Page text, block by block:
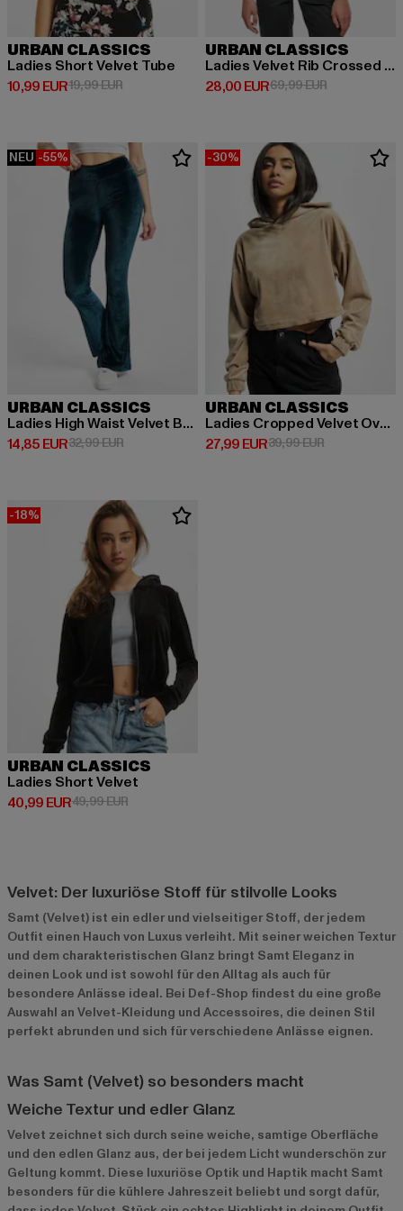
URBAN CLASSICS
Ladies Short Velvet Tube
10,99 EUR
Derzeitiger Preis: 10,99 EUR
19,99 EURAktionspreis: 19,99 EUR
URBAN CLASSICS
Ladies Velvet Rib Crossed Off Shoulder
28,00 EUR
Derzeitiger Preis: 28,00 EUR
69,99 EURAktionspreis:
NEU -55%
URBAN CLASSICS
Ladies High Waist Velvet Boot Cut
14,85 EUR
Derzeitiger Preis: 14,85 EUR
32,99 EURAktionspreis: 32,99 EUR
-30%
URBAN CLASSICS
Ladies Cropped Velvet Oversized
27,99 EUR
Derzeitiger Preis: 27,99 EUR
39,99 EURAktionspreis:
-18%
URBAN CLASSICS
Ladies Short Velvet
40,99 EUR
Derzeitiger Preis: 40,99 EUR
49,99 EURAktionspreis: 49,99 EUR
Velvet: Der luxuriöse Stoff für stilvolle Looks
Samt (Velvet) ist ein edler und vielseitiger Stoff, der jedem
Outfit einen Hauch von Luxus verleiht. Mit seiner weichen Textur
und dem charakteristischen Glanz bringt Samt Eleganz in
deinen Look und ist sowohl für den Alltag als auch für
besondere Anlässe ideal. Bei Def-Shop findest du eine große
Auswahl an Velvet-Kleidung und Accessoires, die deinen Stil
perfekt abrunden und sich für verschiedene Anlässe eignen.
Was Samt (Velvet) so besonders macht
Weiche Textur und edler Glanz
Velvet zeichnet sich durch seine weiche, samtige Oberfläche
und den edlen Glanz aus, der bei jedem Licht wunderschön zur
Geltung kommt. Diese luxuriöse Optik und Haptik macht Samt
besonders für die kühlere Jahreszeit beliebt und sorgt dafür,